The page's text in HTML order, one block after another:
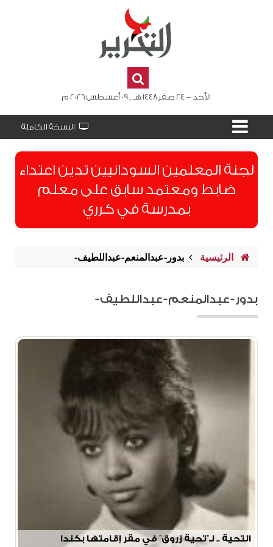
الأحد - 24 صفر 1448 هـ , 09 أغسطس 2026 م
النسخة الكاملة
لجنة المعلمين السودانيين تدين اعتداء
ضابط ومعتمد سابق على معلم
بمدرسة في كرري
الرئيسية بدور-عبدالمنعم-عبداللطيف-
بدور-عبدالمنعم-عبداللطيف-
التحية .. لـ”تحية زروق” في مقر إقامتها بكندا